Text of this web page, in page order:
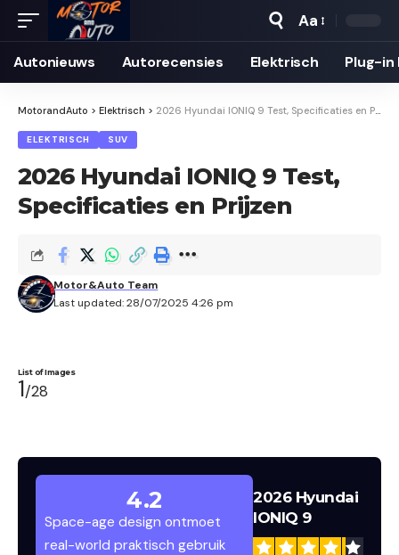
Aa
Autonieuws Auto­recensies Elektrisch Plug-in
MotorandAuto > Elektrisch > 2026 Hyundai IONIQ 9 Test, Specificaties en Prijzen
ELEKTRISCH SUV
2026 Hyundai IONIQ 9 Test,
Specificaties en Prijzen
Last updated: 28/07/2025 4:26 pm
Motor&Auto Team
2026 Hyundai IONIQ 9 Vooraanzicht met
Parametrische Pixel LED Verlichting
List of Images
1/28
4.2
Space-age design ontmoet
real-world praktisch gebruik
2026 Hyundai
IONIQ 9